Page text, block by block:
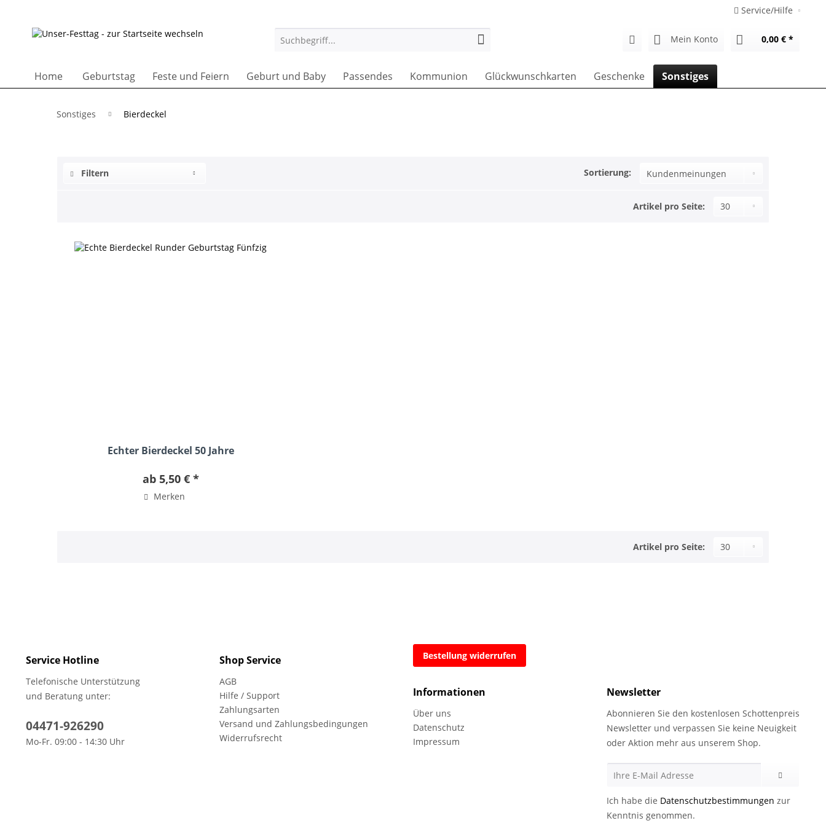
Service/Hilfe
Mein Konto 0,00 € *
Home Geburtstag Feste und Feiern Geburt und Baby Passendes Kommunion Glückwunschkarten Geschenke Sonstiges
Sonstiges Bierdeckel
Filtern Sortierung:
Artikel pro Seite:
Echter Bierdeckel 50 Jahre
ab 5,50 € *
Merken
Artikel pro Seite:
Service Hotline
Telefonische Unterstützung
und Beratung unter:
04471-926290
Mo-Fr. 09:00 - 14:30 Uhr
Shop Service
AGB
Hilfe / Support
Zahlungsarten
Versand und Zahlungsbedingungen
Widerrufsrecht
Bestellung widerrufen
Informationen
Über uns
Datenschutz
Impressum
Newsletter
Abonnieren Sie den kostenlosen Schottenpreis
Newsletter und verpassen Sie keine Neuigkeit
oder Aktion mehr aus unserem Shop.
Ich habe die Datenschutzbestimmungen zur
Kenntnis genommen.